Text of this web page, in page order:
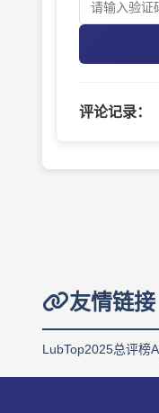
评论记录：
友情链接
LubTop2025总评榜